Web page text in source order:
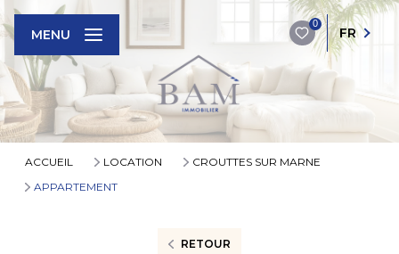
0
FR
MENU
ACCUEIL LOCATION
CROUTTES SUR MARNE
APPARTEMENT
RETOUR